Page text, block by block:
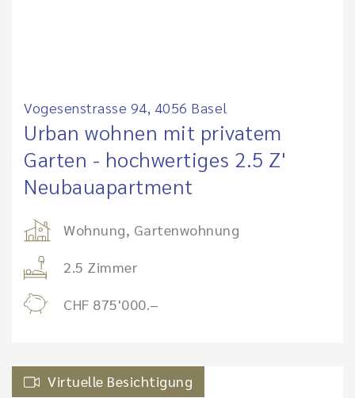
Vogesenstrasse 94, 4056 Basel
Urban wohnen mit privatem
Garten - hochwertiges 2.5 Z'
Neubauapartment
Wohnung, Gartenwohnung
2.5 Zimmer
CHF 875'000.–
Virtuelle Besichtigung